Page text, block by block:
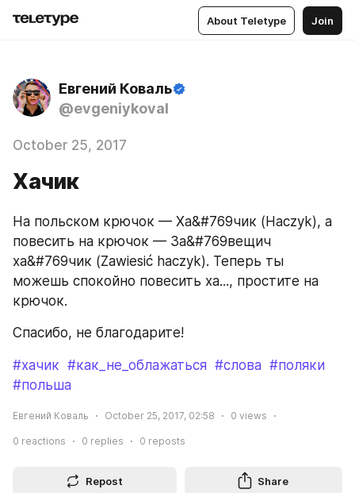
About Teletype Join
Евгений Коваль
@evgeniykoval
October 25, 2017
Хачик
На польском крючок — Ха&#769чик (Haczyk), а
повесить на крючок — За&#769вещич
ха&#769чик (Zawiesić haczyk). Теперь ты
можешь спокойно повесить ха..., простите на
крючок.
Спасибо, не благодарите!
#хачик #как_не_облажаться #слова #поляки
#польша
Евгений Коваль October 25, 2017, 02:58 0 views
0 reactions 0 replies 0 reposts
Repost Share